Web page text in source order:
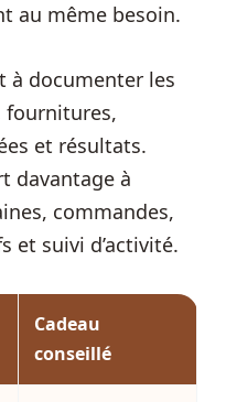
au même besoin.
à documenter les
fournitures,
et résultats.
davantage à
commandes,
et suivi d’activité.
Cadeau
conseillé